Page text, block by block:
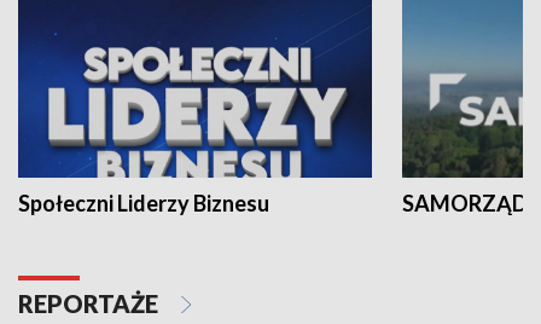
Społeczni Liderzy Biznesu SAMORZĄD
REPORTAŻE